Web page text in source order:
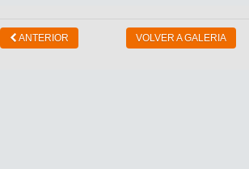
ANTERIOR VOLVER A GALERIA